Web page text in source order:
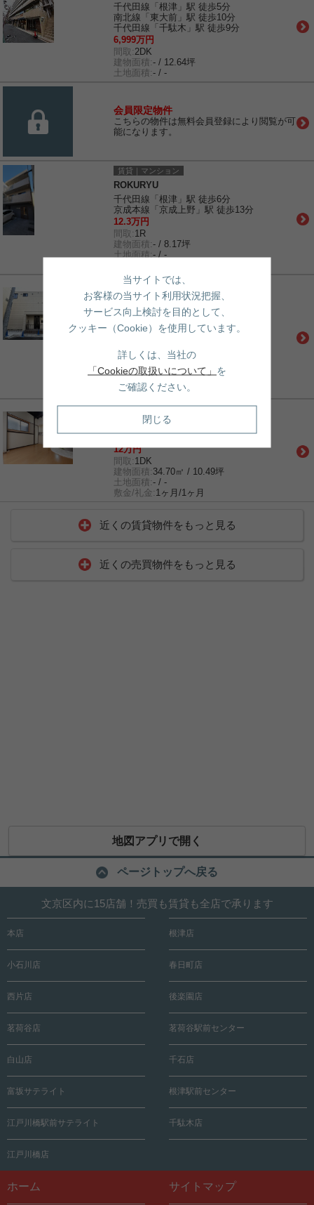
千代田線「根津」駅 徒歩5分
南北線「東大前」駅 徒歩10分
千代田線「千駄木」駅 徒歩9分
6,999万円
間取: 2DK
建物面積:- / 12.64坪
土地面積:- / -
会員限定物件
こちらの物件は無料会員登録により閲覧が可
能になります。
賃貸｜マンション
ROKURYU
千代田線「根津」駅 徒歩6分
京成本線「京成上野」駅 徒歩13分
12.3万円
間取: 1R
建物面積:- / 8.17坪
土地面積:- / -
賃貸｜マンション
メゾン ド 翔 Ⅱ
千代田線「根津」駅 徒歩3分
京成本線「京成上野」駅 徒歩12分
南北線「東大前」駅 徒歩11分
間取:1R
建物面積:- / 8.43坪
土地面積:- / -
敷金/礼金: 1ヶ月/1ヶ月
賃貸｜一戸建て
根津2丁目戸建て
千代田線「根津」駅 徒歩3分
12万円
間取: 1DK
建物面積: 34.70㎡ / 10.49坪
土地面積:- / -
敷金/礼金: 1ヶ月/1ヶ月
近くの賃貸物件をもっと見る
近くの売買物件をもっと見る
地図アプリで開く
ページトップへ戻る
文京区内に15店舗！売買も賃貸も全店で承ります
本店 根津店
小石川店 春日町店
西片店 後楽園店
茗荷谷店 茗荷谷駅前センター
白山店 千石店
富坂サテライト 根津駅前センター
江戸川橋駅前サテライト 千駄木店
江戸川橋店
ホーム サイトマップ
当サイトでは、
お客様の当サイト利用状況把握、
サービス向上検討を目的として、
クッキー（Cookie）を使用しています。
詳しくは、当社の
「Cookieの取扱いについて」 を
ご確認ください。
閉じる